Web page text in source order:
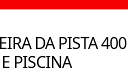
DA PISTA
PISCINA